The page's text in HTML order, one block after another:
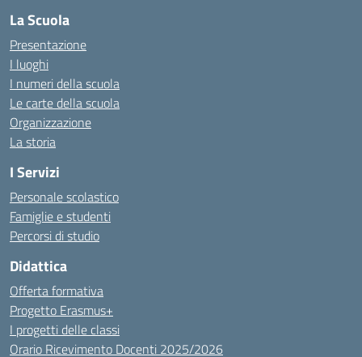
La Scuola
Presentazione
I luoghi
I numeri della scuola
Le carte della scuola
Organizzazione
La storia
I Servizi
Personale scolastico
Famiglie e studenti
Percorsi di studio
Didattica
Offerta formativa
Progetto Erasmus+
I progetti delle classi
Orario Ricevimento Docenti 2025/2026